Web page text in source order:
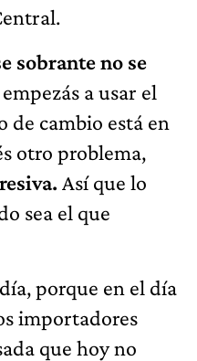
sobrante no se
a usar el
de cambio está en
otro problema,
Así que lo
sea el que
porque en el día
importadores
que hoy no